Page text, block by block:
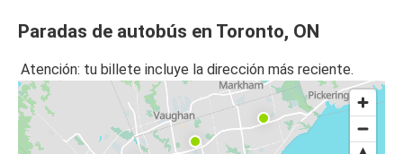
Paradas de autobús en Toronto, ON
Atención: tu billete incluye la dirección más reciente.